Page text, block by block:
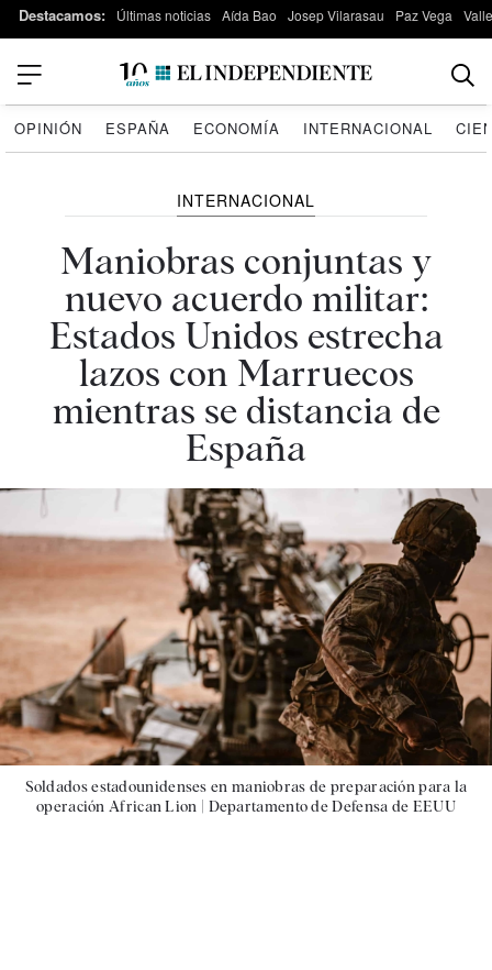
Destacamos: Últimas noticias Aída Bao Josep Vilarasau Paz Vega
OPINIÓN ESPAÑA ECONOMÍA INTERNACIONAL
INTERNACIONAL
Maniobras conjuntas y
nuevo acuerdo militar:
Estados Unidos estrecha
lazos con Marruecos
mientras se distancia de
España
Soldados estadounidenses en maniobras de preparación para la
operación African Lion | Departamento de Defensa de EEUU